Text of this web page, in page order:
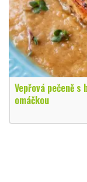
Vepřová pečeně
omáčkou